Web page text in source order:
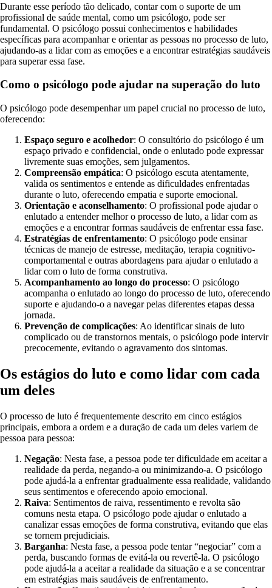
Durante esse período tão delicado, contar com o suporte de um
profissional de saúde mental, como um psicólogo, pode ser
fundamental. O psicólogo possui conhecimentos e habilidades
específicas para acompanhar e orientar as pessoas no processo de luto,
ajudando-as a lidar com as emoções e a encontrar estratégias saudáveis
para superar essa fase.
Como o psicólogo pode ajudar na superação do luto
O psicólogo pode desempenhar um papel crucial no processo de luto,
oferecendo:
Espaço seguro e acolhedor: O consultório do psicólogo é um
espaço privado e confidencial, onde o enlutado pode expressar
livremente suas emoções, sem julgamentos.
Compreensão empática: O psicólogo escuta atentamente,
valida os sentimentos e entende as dificuldades enfrentadas
durante o luto, oferecendo empatia e suporte emocional.
Orientação e aconselhamento: O profissional pode ajudar o
enlutado a entender melhor o processo de luto, a lidar com as
emoções e a encontrar formas saudáveis de enfrentar essa fase.
Estratégias de enfrentamento: O psicólogo pode ensinar
técnicas de manejo de estresse, meditação, terapia cognitivo-
comportamental e outras abordagens para ajudar o enlutado a
lidar com o luto de forma construtiva.
Acompanhamento ao longo do processo: O psicólogo
acompanha o enlutado ao longo do processo de luto, oferecendo
suporte e ajudando-o a navegar pelas diferentes etapas dessa
jornada.
Prevenção de complicações: Ao identificar sinais de luto
complicado ou de transtornos mentais, o psicólogo pode intervir
precocemente, evitando o agravamento dos sintomas.
Os estágios do luto e como lidar com cada
um deles
O processo de luto é frequentemente descrito em cinco estágios
principais, embora a ordem e a duração de cada um deles variem de
pessoa para pessoa:
Negação: Nesta fase, a pessoa pode ter dificuldade em aceitar a
realidade da perda, negando-a ou minimizando-a. O psicólogo
pode ajudá-la a enfrentar gradualmente essa realidade, validando
seus sentimentos e oferecendo apoio emocional.
Raiva: Sentimentos de raiva, ressentimento e revolta são
comuns nesta etapa. O psicólogo pode ajudar o enlutado a
canalizar essas emoções de forma construtiva, evitando que elas
se tornem prejudiciais.
Barganha: Nesta fase, a pessoa pode tentar “negociar” com a
perda, buscando formas de evitá-la ou revertê-la. O psicólogo
pode ajudá-la a aceitar a realidade da situação e a se concentrar
em estratégias mais saudáveis de enfrentamento.